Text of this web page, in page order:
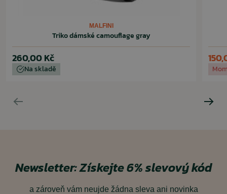
MALFINI
Triko dámské camouflage gray
260,00 Kč
Na skladě
Newsletter:Získejte 6% slevový kód
a zároveň vám neujde žádna sleva ani novinka